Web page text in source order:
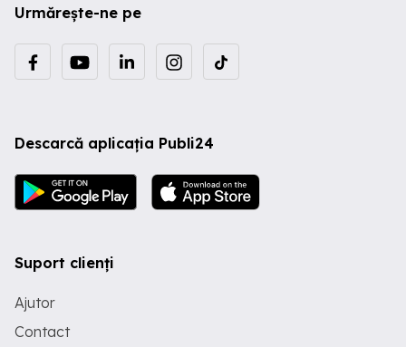
Urmărește-ne pe
Descarcă aplicația Publi24
Suport clienți
Ajutor
Contact